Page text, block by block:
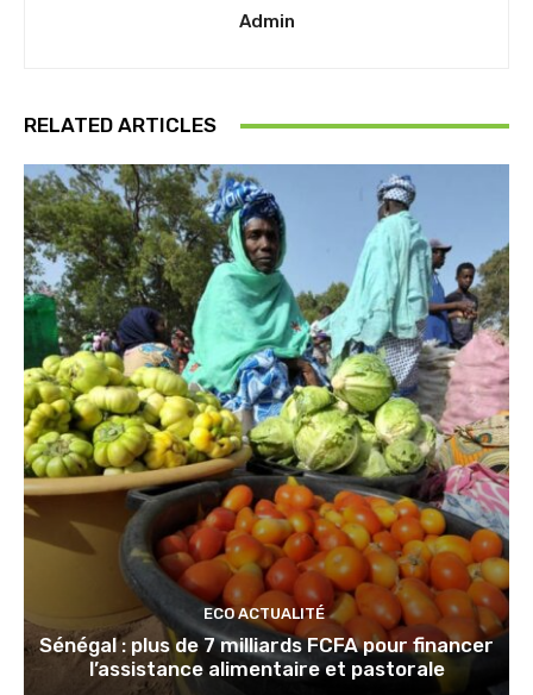
Admin
RELATED ARTICLES
ECO ACTUALITÉ
Sénégal : plus de 7 milliards FCFA pour financer
l’assistance alimentaire et pastorale